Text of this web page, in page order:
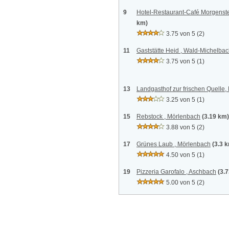
9
Hotel-Restaurant-Café
km)
3.75 von 5 (2)
11
Gaststätte Heid , Wald-
3.75 von 5 (1)
13
Landgasthof zur frischen Quelle,
3.25 von 5 (1)
15 Rebstock , Mörlenbach (3.19 km)
3.88 von 5 (2)
17 Grünes Laub , Mörlenbach (3.3
4.50 von 5 (1)
19 Pizzeria Garofalo , Aschbach
5.00 von 5 (2)